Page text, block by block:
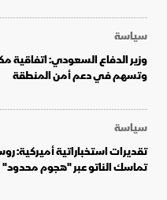
سياسة
وزير الدفاع السعودي: اتفاقية
وتسهم في دعم أمن المنطقة
سياسة
تقديرات استخباراتية أميركية:
تماسك الناتو عبر "هجوم محدود"